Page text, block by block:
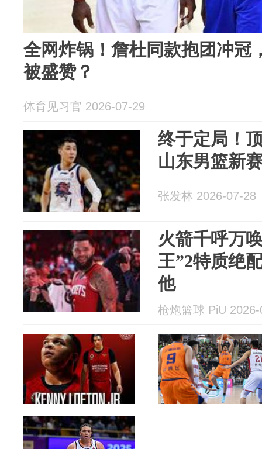
全网炸锅！詹杜同款抱团冲冠
被盛赞？
体育见习官 2026-07-29
终于定局！
山东男篮新
张发林 2026-07-28
火箭千呼万
王”2特质绝
他
枪炮篮球 PiU